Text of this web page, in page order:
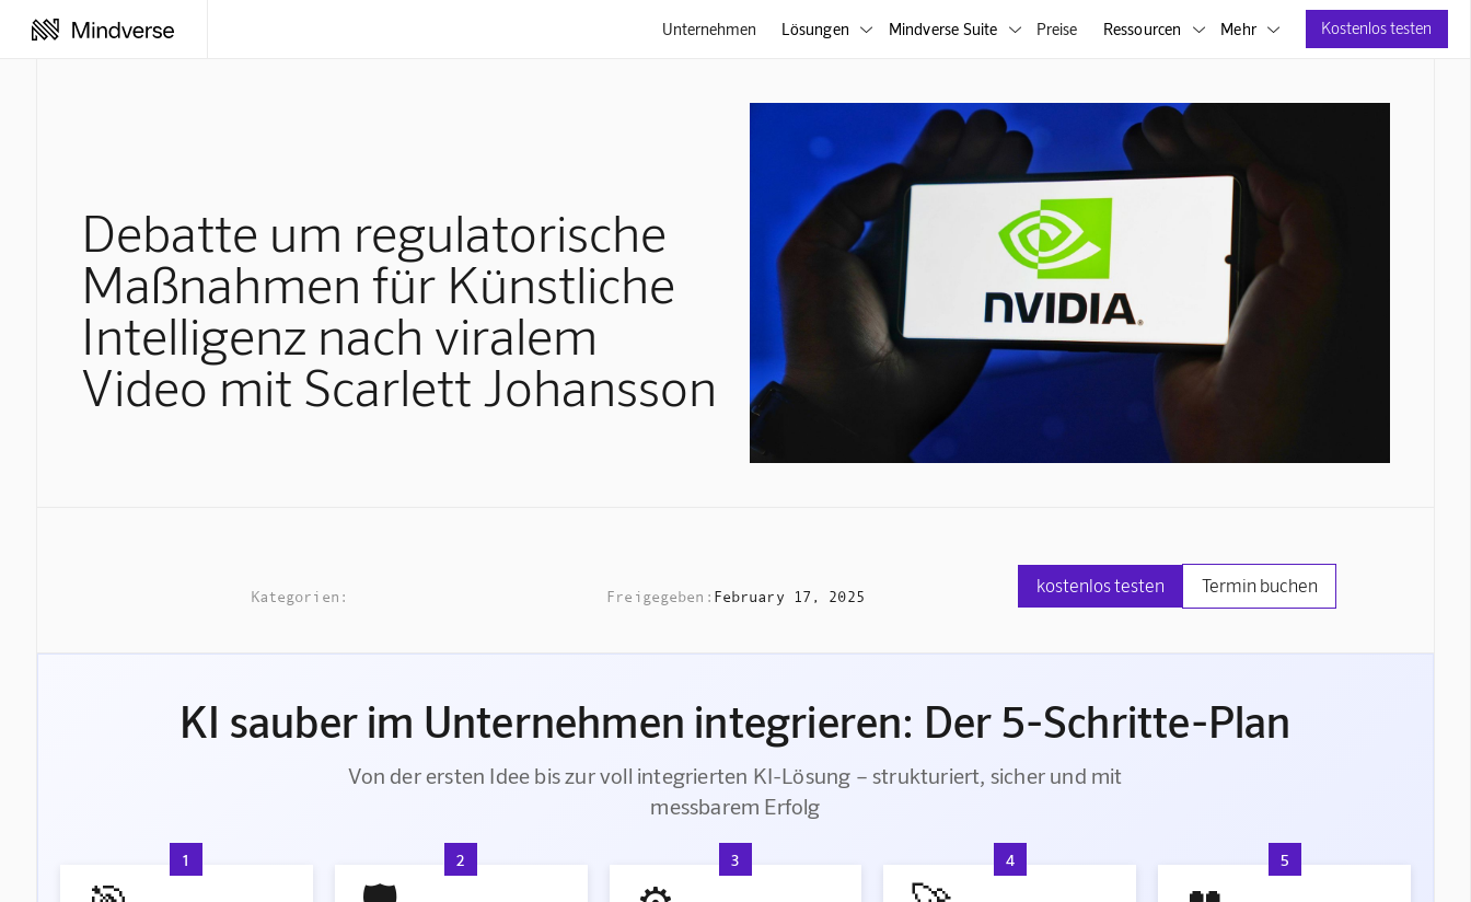
Unternehmen Lösungen  Mindverse Suite  Preise Ressourcen  Mehr  Kostenlos testen
Debatte um regulatorische
Maßnahmen für Künstliche
Intelligenz nach viralem
Video mit Scarlett Johansson
Kategorien: Freigegeben: February 17, 2025
kostenlos testen Termin buchen
KI sauber im Unternehmen integrieren: Der 5-Schritte-Plan
Von der ersten Idee bis zur voll integrierten KI-Lösung – strukturiert, sicher und mit
messbarem Erfolg
1 2 3 4 5